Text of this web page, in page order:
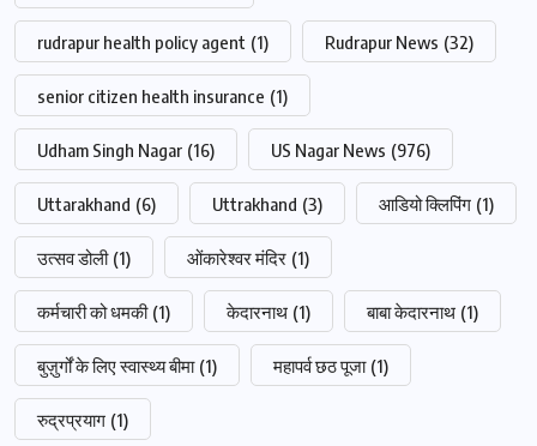
rudrapur health policy agent (1) Rudrapur News (32)
senior citizen health insurance (1)
Udham Singh Nagar (16) US Nagar News (976)
Uttarakhand (6) Uttrakhand (3) आडियो क्लिपिंग (1)
उत्सव डोली (1) ओंकारेश्वर मंदिर (1)
कर्मचारी को धमकी (1) केदारनाथ (1) बाबा केदारनाथ (1)
बुज़ुर्गों के लिए स्वास्थ्य बीमा (1) महापर्व छठ पूजा (1)
रुद्रप्रयाग (1)